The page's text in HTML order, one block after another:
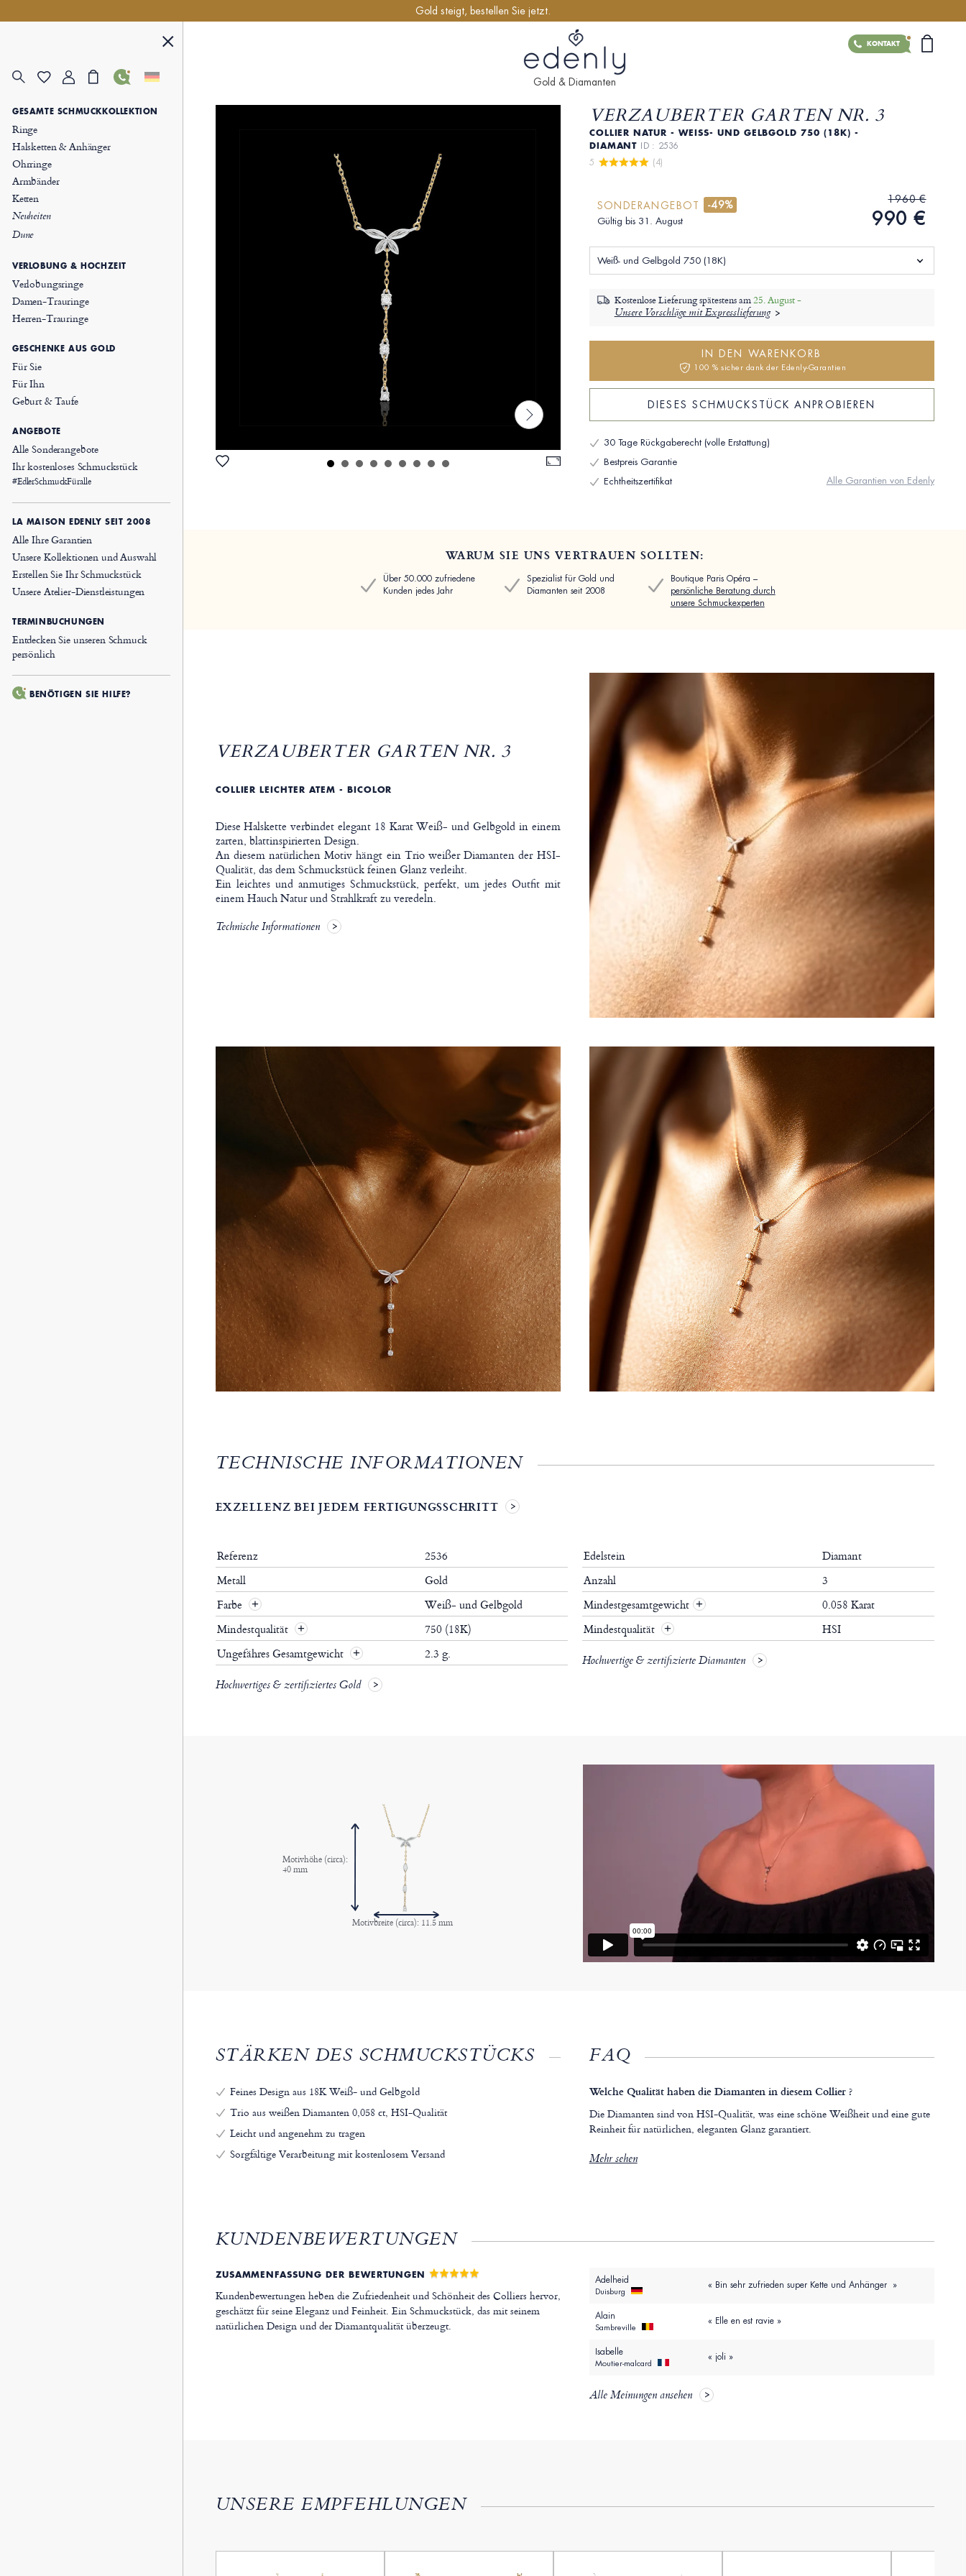
GESAMTE SCHMUCKKOLLEKTION
Ringe
Halsketten & Anhänger
Ohrringe
Armbänder
Ketten
Neuheiten
Dune
VERLOBUNG & HOCHZEIT
Verlobungsringe
Damen-Trauringe
Herren-Trauringe
GESCHENKE AUS GOLD
Für Sie
Für Ihn
Geburt & Taufe
ANGEBOTE
Alle Sonderangebote
Ihr kostenloses Schmuckstück
#EdlerSchmuckFüralle
LA MAISON EDENLY SEIT 2008
Alle Ihre Garantien
Unsere Kollektionen und Auswahl
Erstellen Sie Ihr Schmuckstück
Unsere Atelier-Dienstleistungen
TERMINBUCHUNGEN
Entdecken Sie unseren Schmuck
persönlich
BENÖTIGEN SIE HILFE?
Gold steigt, bestellen Sie jetzt.
KONTAKT
Gold & Diamanten
VERZAUBERTER GARTEN NR. 3
COLLIER NATUR - WEISS- UND GELBGOLD 750 (18K) - D
IAMANT ID : 2536
5
(4)
SONDERANGEBOT -49%
Gültig bis 31. August
1960 €
990 €
Weiß- und Gelbgold 750 (18K)
Kostenlose Lieferung spätestens am25. August -
Unsere Vorschläge mit Expresslieferung
IN DEN WARENKORB
100 % sicher dank der Edenly-Garantien
DIESES SCHMUCKSTÜCK ANPROBIEREN
30 Tage Rückgaberecht (volle Erstattung)
Bestpreis Garantie
Echtheitszertifikat
Alle Garantien von Edenly
WARUM SIE UNS VERTRAUEN SOLLTEN:
Über 50.000 zufriedene
Kunden jedes Jahr
Spezialist für Gold und
Diamanten seit 2008
Boutique Paris Opéra –
persönliche Beratung durch
unsere Schmuckexperten
VERZAUBERTER GARTEN NR. 3
COLLIER LEICHTER ATEM - BICOLOR
Diese Halskette verbindet elegant 18 Karat Weiß- und Gelbgold in einem
zarten, blattinspirierten Design.
An diesem natürlichen Motiv hängt ein Trio weißer Diamanten der HSI-
Qualität, das dem Schmuckstück feinen Glanz verleiht.
Ein leichtes und anmutiges Schmuckstück, perfekt, um jedes Outfit mit
einem Hauch Natur und Strahlkraft zu veredeln.
Technische Informationen
TECHNISCHE INFORMATIONEN
EXZELLENZ BEI JEDEM FERTIGUNGSSCHRITT
Referenz
2536
Metall
Gold
Farbe
Weiß- und Gelbgold
Mindestqualität
750 (18K)
Ungefähres Gesamtgewicht
2.3 g.
Hochwertiges & zertifiziertes Gold
Edelstein
Diamant
Anzahl
3
Mindestgesamtgewicht +
0.058 Karat
Mindestqualität
+ HSI
Hochwertige & zertifizierte Diamanten
Motivhöhe (circa):
40 mm
Motivbreite (circa): 11.5 mm
STÄRKEN DES SCHMUCKSTÜCKS
Feines Design aus 18K Weiß- und Gelbgold
Trio aus weißen Diamanten 0,058 ct, HSI-Qualität
Leicht und angenehm zu tragen
Sorgfältige Verarbeitung mit kostenlosem Versand
FAQ
Welche Qualität haben die Diamanten in diesem Collier ?
Die Diamanten sind von HSI-Qualität, was eine schöne Weißheit und eine gute
Reinheit für natürlichen, eleganten Glanz garantiert.
Mehr sehen
KUNDENBEWERTUNGEN
ZUSAMMENFASSUNG DER BEWERTUNGEN
Kundenbewertungen heben die Zufriedenheit und Schönheit des Colliers hervor,
geschätzt für seine Eleganz und Feinheit. Ein Schmuckstück, das mit seinem
natürlichen Design und der Diamantqualität überzeugt.
Adelheid
Duisburg
« Bin sehr zufrieden super Kette und Anhänger »
Alain
Sambreville
« Elle en est ravie »
Isabelle
Moutier-malcard
« joli »
Alle Meinungen ansehen
UNSERE EMPFEHLUNGEN